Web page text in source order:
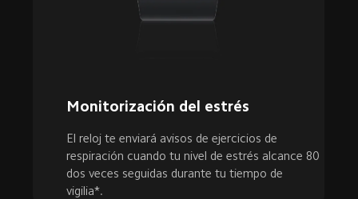
Monitorización del estrés
El reloj te enviará avisos de ejercicios de
respiración cuando tu nivel de estrés alcance 80
dos veces seguidas durante tu tiempo de
vigilia*.